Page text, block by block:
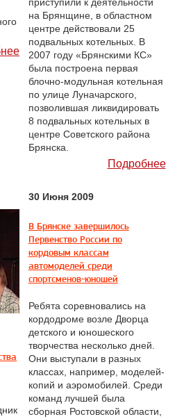
на Брянщине, в областном
центре действовали 25
подвальных котельных. В
2007 году «Брянскими КС»
была построена первая
блочно-модульная котельная
по улице Луначарского,
позволившая ликвидировать
8 подвальных котельных в
центре Советского района
Брянска.
Подробнее
30 Июня 2009
В Брянске завершилось
Первенство России по
кордовым классам
автомоделей среди
спортсменов-юношей
Ребята соревновались на
кордодроме возле Дворца
детского и юношеского
творчества несколько дней.
Они выступали в разных
классах, например, моделей-
копий и аэромобилей. Среди
команд лучшей была
сборная Ростовской области,